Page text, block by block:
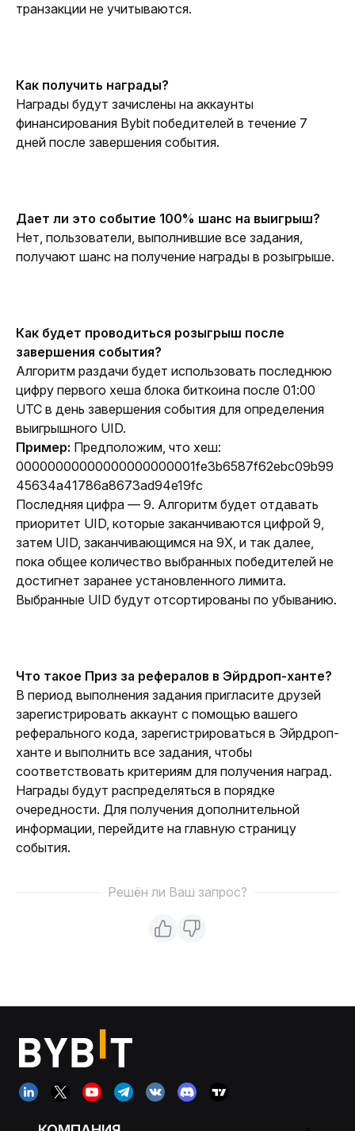
транзакции не учитываются.
Как получить награды?
Награды будут зачислены на аккаунты
финансирования Bybit победителей в течение 7
дней после завершения события.
Дает ли это событие 100% шанс на выигрыш?
Нет, пользователи, выполнившие все задания,
получают шанс на получение награды в розыгрыше.
Как будет проводиться розыгрыш после
завершения события?
Алгоритм раздачи будет использовать последнюю
цифру первого хеша блока биткоина после 01:00
UTC в день завершения события для определения
выигрышного UID.
Пример: Предположим, что хеш:
00000000000000000000001fe3b6587f62ebc09b99
45634a41786a8673ad94e19fc
Последняя цифра — 9. Алгоритм будет отдавать
приоритет UID, которые заканчиваются цифрой 9,
затем UID, заканчивающимся на 9X, и так далее,
пока общее количество выбранных победителей не
достигнет заранее установленного лимита.
Выбранные UID будут отсортированы по убыванию.
Что такое Приз за рефералов в Эйрдроп-ханте?
В период выполнения задания пригласите друзей
зарегистрировать аккаунт с помощью вашего
реферального кода, зарегистрироваться в Эйрдроп-
ханте и выполнить все задания, чтобы
соответствовать критериям для получения наград.
Награды будут распределяться в порядке
очередности. Для получения дополнительной
информации, перейдите на главную страницу
события.
Решён ли Ваш запрос?